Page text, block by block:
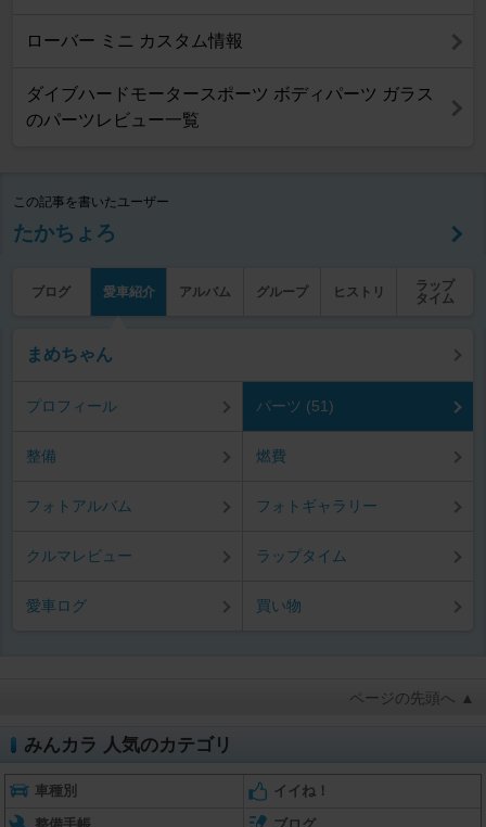
ローバー ミニ カスタム情報
ダイブハードモータースポーツ ボディパーツ ガラス
のパーツレビュー一覧
この記事を書いたユーザー
たかちょろ
ブログ 愛車紹介 アルバム グループ ヒストリ
ラップ
タイム
まめちゃん
プロフィール パーツ (51)
整備 燃費
フォトアルバム フォトギャラリー
クルマレビュー ラップタイム
愛車ログ 買い物
ページの先頭へ ▲
みんカラ 人気のカテゴリ
車種別 イイね！